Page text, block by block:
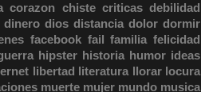
corazon chiste criticas debilidad
dinero dios distancia dolor dormir
facebook fail familia felicidad
hipster historia humor ideas
libertad literatura llorar locura
muerte mujer mundo musica